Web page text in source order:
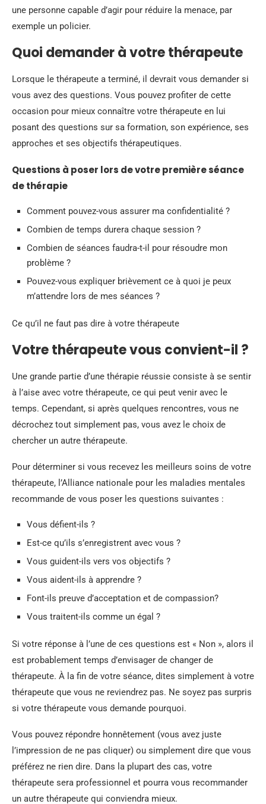
une personne capable d’agir pour réduire la menace, par
exemple un policier.
Quoi demander à votre thérapeute
Lorsque le thérapeute a terminé, il devrait vous demander si
vous avez des questions. Vous pouvez profiter de cette
occasion pour mieux connaître votre thérapeute en lui
posant des questions sur sa formation, son expérience, ses
approches et ses objectifs thérapeutiques.
Questions à poser lors de votre première séance
de thérapie
Comment pouvez-vous assurer ma confidentialité ?
Combien de temps durera chaque session ?
Combien de séances faudra-t-il pour résoudre mon
problème ?
Pouvez-vous expliquer brièvement ce à quoi je peux
m’attendre lors de mes séances ?
Ce qu’il ne faut pas dire à votre thérapeute
Votre thérapeute vous convient-il ?
Une grande partie d’une thérapie réussie consiste à se sentir
à l’aise avec votre thérapeute, ce qui peut venir avec le
temps. Cependant, si après quelques rencontres, vous ne
décrochez tout simplement pas, vous avez le choix de
chercher un autre thérapeute.
Pour déterminer si vous recevez les meilleurs soins de votre
thérapeute, l’Alliance nationale pour les maladies mentales
recommande de vous poser les questions suivantes :
Vous défient-ils ?
Est-ce qu’ils s’enregistrent avec vous ?
Vous guident-ils vers vos objectifs ?
Vous aident-ils à apprendre ?
Font-ils preuve d’acceptation et de compassion?
Vous traitent-ils comme un égal ?
Si votre réponse à l’une de ces questions est « Non », alors il
est probablement temps d’envisager de changer de
thérapeute. À la fin de votre séance, dites simplement à votre
thérapeute que vous ne reviendrez pas. Ne soyez pas surpris
si votre thérapeute vous demande pourquoi.
Vous pouvez répondre honnêtement (vous avez juste
l’impression de ne pas cliquer) ou simplement dire que vous
préférez ne rien dire. Dans la plupart des cas, votre
thérapeute sera professionnel et pourra vous recommander
un autre thérapeute qui conviendra mieux.